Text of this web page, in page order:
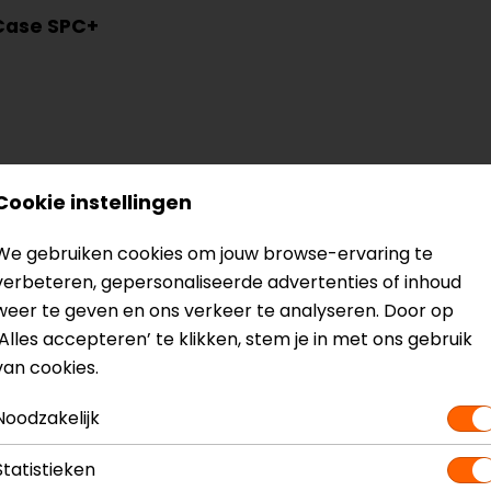
SPC+
dancontactmet ons op of kom langs in één van
je het product bekijken & passen en staan onze
Model
Kleur
instellingen
gebruiken cookies om jouw browse-ervaring te
gepersonaliseerde advertenties of inhoud
te geven en ons verkeer te analyseren. Door op
accepteren’ te klikken, stem je in met ons gebruik
cookies.